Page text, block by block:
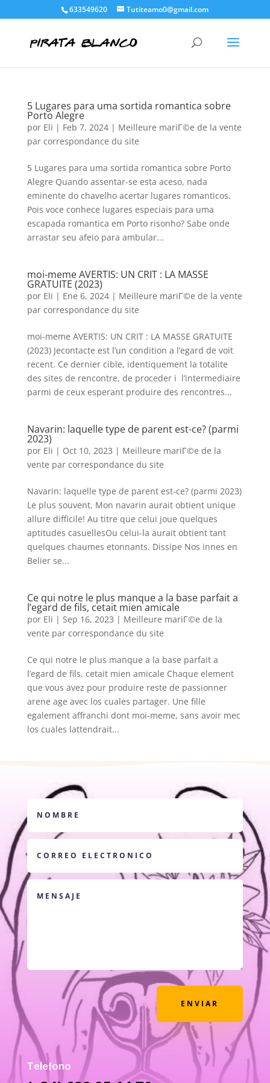
633549620 Tutiteamo0@gmail.com
5 Lugares para uma sortida romantica sobre
Porto Alegre
por Eli | Feb 7, 2024| Meilleure mariГ©e de la vente
par correspondance du site
5 Lugares para uma sortida romantica sobre Porto
Alegre Quando assentar-se esta aceso, nada
eminente do chavelho acertar lugares romanticos.
Pois voce conhece lugares especiais para uma
escapada romantica em Porto risonho? Sabe onde
arrastar seu afeio para ambular...
moi-meme AVERTIS: UN CRIT : LA MASSE
GRATUITE (2023)
por Eli | Ene 6, 2024| Meilleure mariГ©e de la vente
par correspondance du site
moi-meme AVERTIS: UN CRIT : LA MASSE GRATUITE
(2023) Jecontacte est l’un condition a l’egard de voit
recent. Ce dernier cible, identiquement la totalite
des sites de rencontre, de proceder i l’intermediaire
parmi de ceux esperant produire des rencontres...
Navarin: laquelle type de parent est-ce? (parmi
2023)
por Eli | Oct 10, 2023 | Meilleure mariГ©e de la
vente par correspondance du site
Navarin: laquelle type de parent est-ce? (parmi 2023)
Le plus souvent, Mon navarin aurait obtient unique
allure difficile! Au titre que celui joue quelques
aptitudes casuellesOu celui-la aurait obtient tant
quelques chaumes etonnants. Dissipe Nos innes en
Belier se...
Ce qui notre le plus manque a la base parfait a
l’egard de fils, cetait mien amicale
por Eli | Sep 16, 2023 | Meilleure mariГ©e de la
vente par correspondance du site
Ce qui notre le plus manque a la base parfait a
l’egard de fils, cetait mien amicale Chaque element
que vous avez pour produire reste de passionner
arene age avec los cuales partager. Une fille
egalement affranchi dont moi-meme, sans avoir mec
los cuales lattendrait...
ENVIAR
Telefono